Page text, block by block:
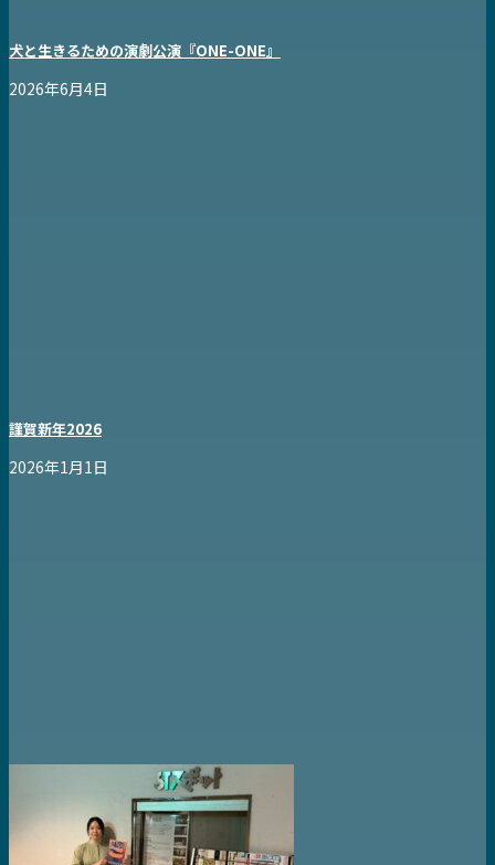
犬と生きるための演劇公演『ONE-ONE』
2026年6月4日
謹賀新年2026
2026年1月1日